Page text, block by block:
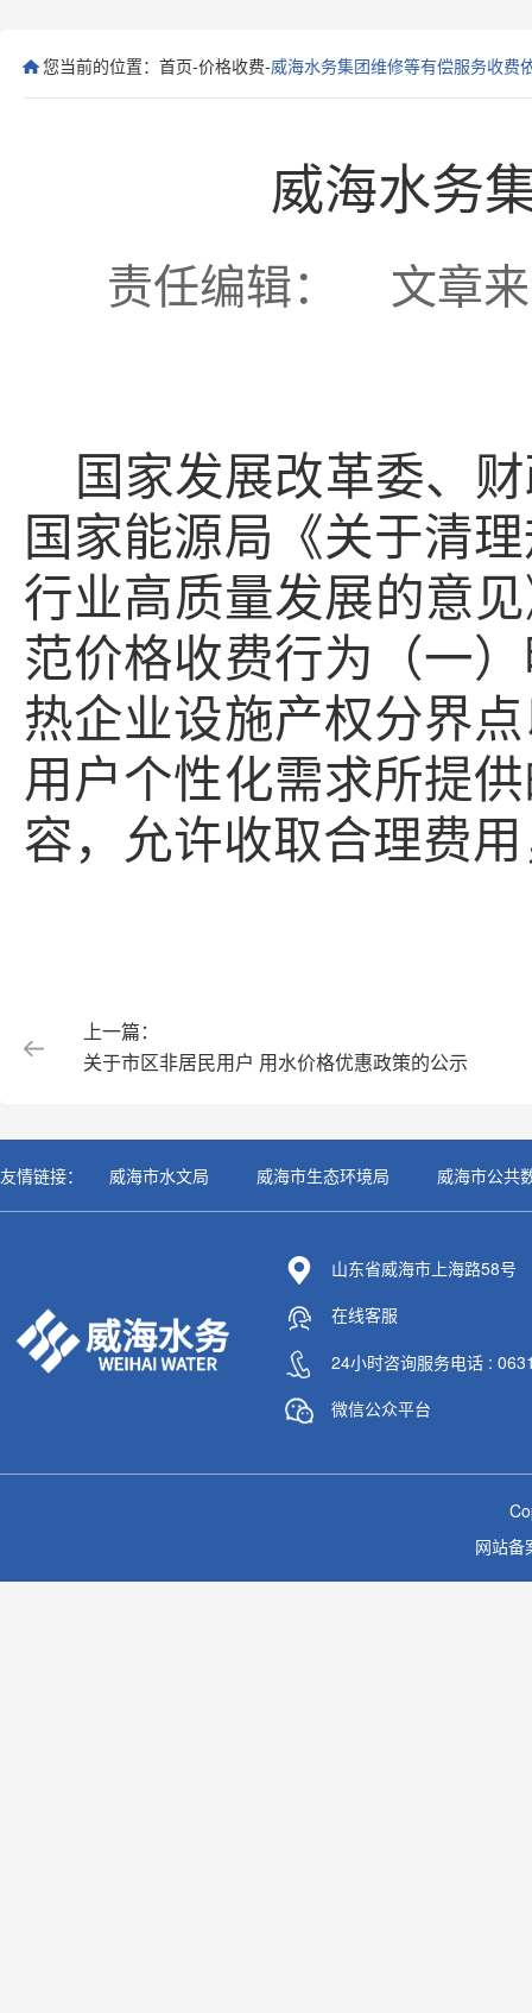
您当前的位置： 首页-价格收费-威海水务集团维修等有偿服务收费
威海水务
责任编辑： 文章
国家发展改革委、
国家能源局《关于清
行业高质量发展的意
范价格收费行为（一
热企业设施产权分界
用户个性化需求所提
容，允许收取合理费
上一篇：
关于市区非居民用户 用水价格优惠政策的公示
友情链接： 威海市水文局 威海市生态环境局 威海市公共
山东省威海市上海路58号
在线客服
24小时咨询服务电话 :
微信公众平台
网站备